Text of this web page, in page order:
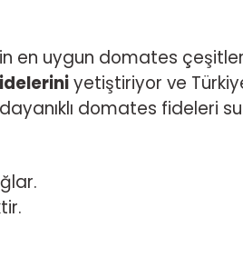
en uygun domates
yetiştiriyor ve
domates fideleri